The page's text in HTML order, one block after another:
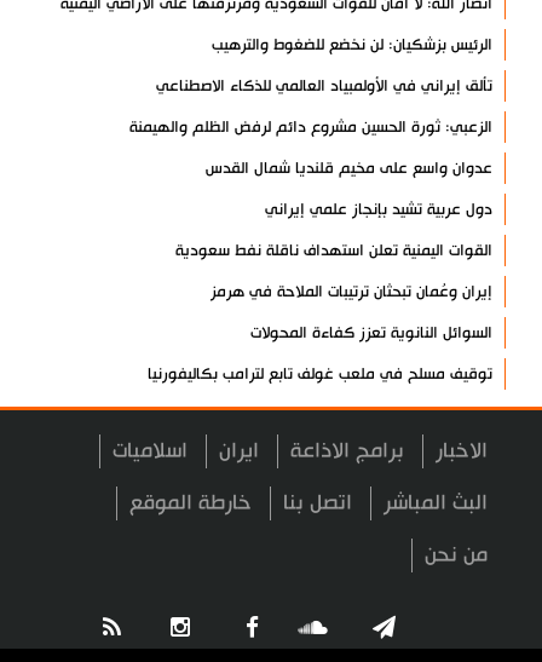
أنصار الله: لا أمان للقوات السعودية ومرتزقتها على الأراضي اليمنية
الرئيس بزشكيان: لن نخضع للضغوط والترهيب
تألق إيراني في الأولمبياد العالمي للذكاء الاصطناعي
الزعبي: ثورة الحسين مشروع دائم لرفض الظلم والهيمنة
عدوان واسع على مخيم قلنديا شمال القدس
دول عربية تشيد بإنجاز علمي إيراني
القوات اليمنية تعلن استهداف ناقلة نفط سعودية
إيران وعُمان تبحثان ترتيبات الملاحة في هرمز
السوائل النانوية تعزز كفاءة المحولات
توقيف مسلح في ملعب غولف تابع لترامب بكاليفورنيا
البرازيل تخفّض علاقاتها مع الأرجنتين وتندد بتصعيد أميركي
علي السيد: صمت الحكومة يضعف موقف لبنان
انخفاض حاد في مخزون الصواريخ الأمريكية
العراق يعلن نجاح خطة زيارة الأربعين
رئيس بلدية طهران يلتقي مع متولي العتبة الحسينية ومحافظ كربلاء
الاخبار برامج الاذاعة ايران اسلاميات
البث المباشر اتصل بنا خارطة الموقع
من نحن